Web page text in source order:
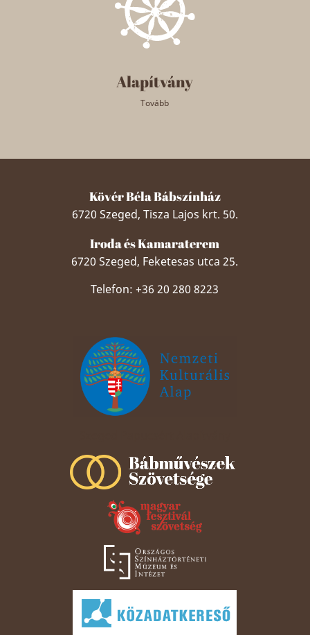
Alapítvány
Tovább
Kövér Béla Bábszínház
6720 Szeged, Tisza Lajos krt. 50.
Iroda és Kamaraterem
6720 Szeged, Feketesas utca 25.
Telefon: +36 20 280 8223